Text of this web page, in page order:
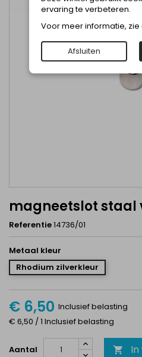
magneetslot staal
Referentie14736/01
Metaal kleur
Rhodium zilverkleur
€ 6,50 Inclusief belasting
€ 6,50 / 1 Inclusief belasting
Aantal 
ervaring te verbeteren.
Voor meer informatie, zie
Afsluiten